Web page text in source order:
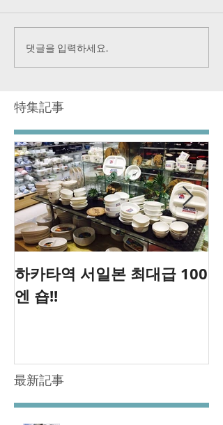
댓글을 입력하세요.
特集記事
하카타역 서일본 최대급 100
엔 숍!!
最新記事